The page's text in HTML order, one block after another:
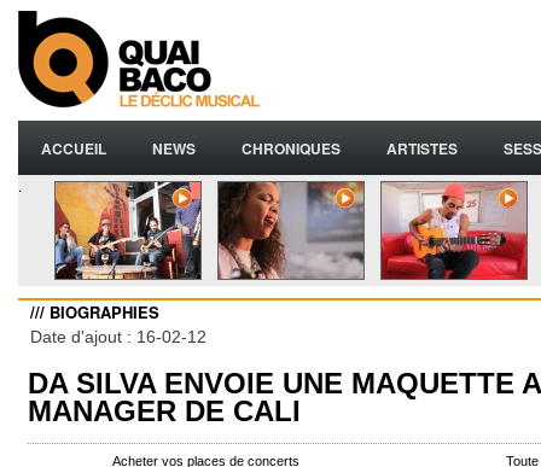
ACCUEIL NEWS CHRONIQUES ARTISTES
.
/// BIOGRAPHIES
Date d'ajout : 16-02-12
DA SILVA ENVOIE UNE MAQUETTE
MANAGER DE CALI
Acheter vos places de concerts